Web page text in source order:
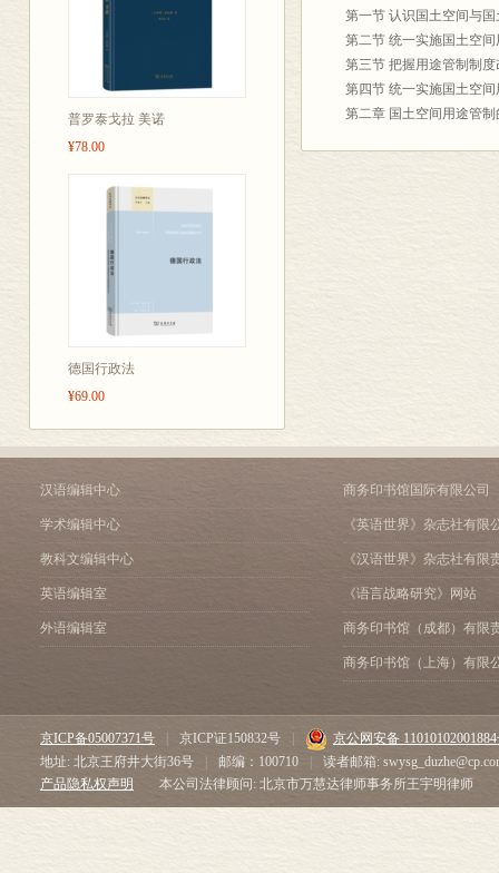
普罗泰戈拉 美诺
¥78.00
德国行政法
¥69.00
第一节 认识国土空间与
第二节 统一实施国土空
第三节 把握用途管制制
第四节 统一实施国土空
第二章 国土空间用途管
第四节 国土空间管控相关
第五节 自然资源管理其他
第一节 自然资源计划管理
第二节 国土空间准入与转
第三节 建设用地和工程
第四节 实施监督的全生
第五节 主要配套政策工具
第六章 国土空间用途管
第一节 贯彻底线思维的
第七章 深化国土空间用
汉语编辑中心
学术编辑中心
教科文编辑中心
英语编辑室
外语编辑室
商务印书馆国际有限公司
《英语世界》杂志社有限
《汉语世界》杂志社有限
《语言战略研究》网站
商务印书馆（成都）有限
商务印书馆（上海）有限
京ICP备05007371号 京ICP证150832号
京公网安备
地址: 北京王府井大街36号
邮编：100710
读者邮箱:
产品隐私权声明
本公司法律顾问: 北京市万慧达律师事务所王宇明律师